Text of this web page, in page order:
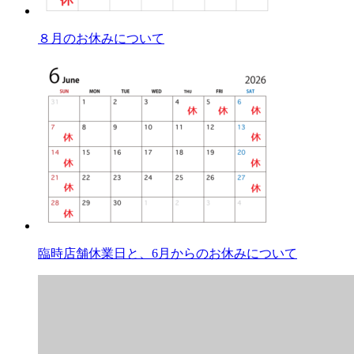
８月のお休みについて
臨時店舗休業日と、6月からのお休みについて